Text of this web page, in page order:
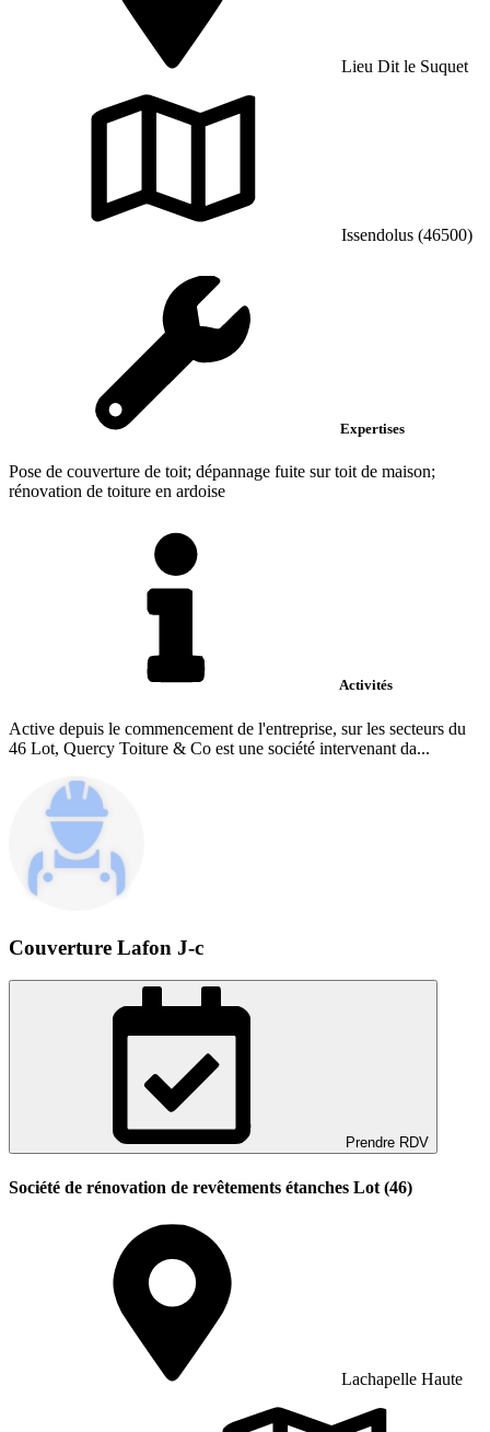
Lieu Dit le Suquet
Issendolus (46500)
Expertises
Pose de couverture de toit; dépannage fuite sur toit de maison;
rénovation de toiture en ardoise
Activités
Active depuis le commencement de l'entreprise, sur les secteurs du
46 Lot, Quercy Toiture & Co est une société intervenant da...
Couverture Lafon J-c
Prendre RDV
Société de rénovation de revêtements étanches Lot (46)
Lachapelle Haute